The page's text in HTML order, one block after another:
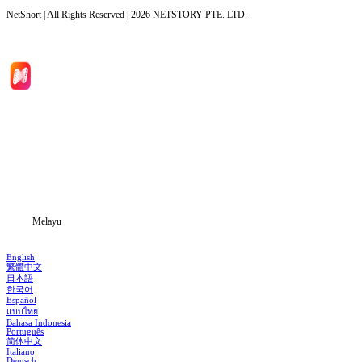
NetShort | All Rights Reserved | 2026 NETSTORY PTE. LTD.
Melayu
English
繁體中文
日本語
한국어
Español
แบบไทย
Bahasa Indonesia
Português
简体中文
Italiano